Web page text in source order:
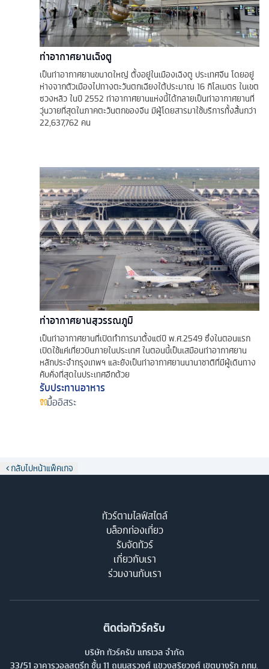
ท่าอากาศยานเฉิงตู
เป็นท่าอากาศยานขนาดใหญ่ ตั้งอยู่ในเมืองเฉิงตู ประเทศจีน โดยอยู่
ห่างจากตัวเมืองไปทางตะวันตกเฉียงใต้ประมาณ 16 กิโลเมตร ในเขต
ซวงหลิว ในปี 2552 ท่าอากาศยานแห่งนี้ได้กลายเป็นท่าอากาศยานที่
วุ่นวายที่สุดในภาคตะวันตกของจีน มีผู้โดยสารมาใช้บริการทั้งสิ้นกว่า
22,637,762 คน
ท่าอากาศยานสุวรรณภูมิ
เป็นท่าอากาศยานที่เปิดทำการมาตั้งแต่ปี พ.ศ.2549 ซึ่งในตอนแรก
เปิดใช้แค่เที่ยวบินภายในประเทศ ในตอนนี้เป็นเสมือนท่าอากาศยาน
หลักประจำกรุงเทพฯ และยังเป็นท่าอากาศยานนานาชาติที่มีผู้เดินทาง
คับคั่งที่สุดในประเทศอีกด้วย
รับประทานอาหาร
มื้ออิสระ
กลับไปหน้าแพ็คเกจ
ทัวร์ตามไลฟ์สไตล์
บล็อกท่องเที่ยว
รับจัดทัวร์
เกี่ยวกับเรา
ร่วมงานกับเรา
ติดต่อทัวร์ครับ
บริษัท ทัวร์ครับ แทรเวล จำกัด
33/51 อาคารวอลสตรีท ชั้น 11 ถนนสุรวงศ์ แขวงสุริยวงศ์ เขตบางรัก กทม.